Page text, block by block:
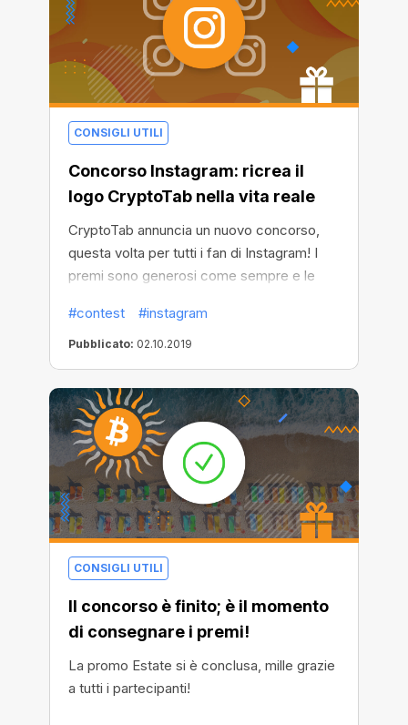
CONSIGLI UTILI
Concorso Instagram: ricrea il
logo CryptoTab nella vita reale
CryptoTab annuncia un nuovo concorso,
questa volta per tutti i fan di Instagram! I
premi sono generosi come sempre e le
#contest
#instagram
Pubblicato: 02.10.2019
CONSIGLI UTILI
Il concorso è finito; è il momento
di consegnare i premi!
La promo Estate si è conclusa, mille grazie
a tutti i partecipanti!